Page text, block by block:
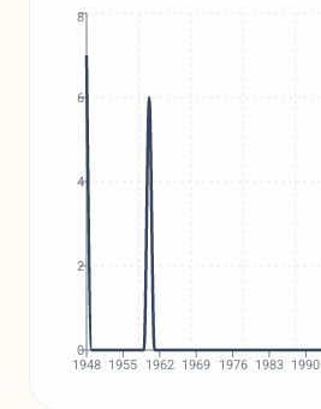
1948 1955 1962 1969 1976 1983 1990
0
2
4
6
8